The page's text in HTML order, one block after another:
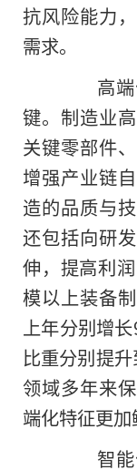
抗风险能力
需求。
高端
键。制造业
关键零部件
增强产业链
造的品质与
还包括向研
伸，提高利
模以上装备
上年分别增
比重分别提
领域多年来
端化特征更加
智能